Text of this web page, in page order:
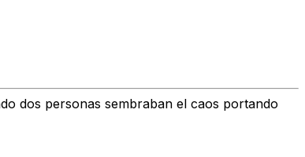
dos personas sembraban el caos portando